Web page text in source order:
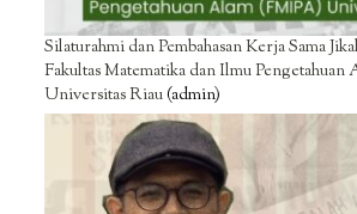
Silaturahmi dan Pembahasan Kerja Sama
Fakultas Matematika dan Ilmu
Universitas Riau(admin)